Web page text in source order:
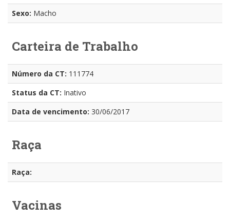
Sexo: Macho
Carteira de Trabalho
Número da CT: 111774
Status da CT: Inativo
Data de vencimento: 30/06/2017
Raça
Raça:
Vacinas